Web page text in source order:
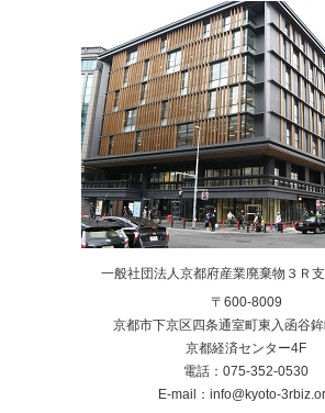
一般社団法人京都府産業廃棄物３Ｒ
〒600-8009
京都市下京区四条通室町東入函谷
京都経済センター4F
電話：075-352-0530
E-mail：info@kyoto-